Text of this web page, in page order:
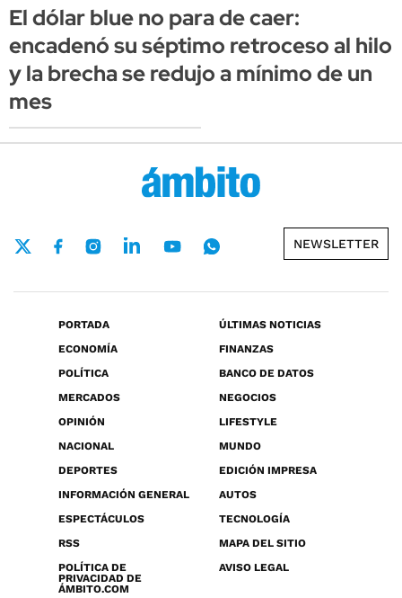
El dólar blue no para de caer:
encadenó su séptimo retroceso al hilo
y la brecha se redujo a mínimo de un
mes
NEWSLETTER
PORTADA
ÚLTIMAS NOTICIAS
ECONOMÍA
FINANZAS
POLÍTICA
BANCO DE DATOS
MERCADOS
NEGOCIOS
OPINIÓN
LIFESTYLE
NACIONAL
MUNDO
DEPORTES
EDICIÓN IMPRESA
INFORMACIÓN GENERAL
AUTOS
ESPECTÁCULOS
TECNOLOGÍA
RSS
MAPA DEL SITIO
POLÍTICA DE
PRIVACIDAD DE
ÁMBITO.COM
AVISO LEGAL